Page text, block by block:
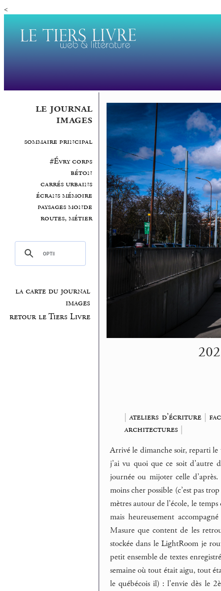
<
le journal
images
sommaire principal
#Évry corps
béton
carrés urbains
écrans mémoire
paysages monde
routes, métier
la carte du journal
images
retour le Tiers Livre
|ateliers d’écriture|
architectures |
Arrivé le dimanche soir, reparti
j’ai vu quoi que ce soit d’autre
journée ou mijoter celle
moins cher possible (c’est pas
mètres autour de l’école, le
mais heureusement
Masure que content de les
stockée dans le LightRoom je
petit ensemble de textes
semaine où tout était aigu, tout
le québécois il) : l’envie dès le